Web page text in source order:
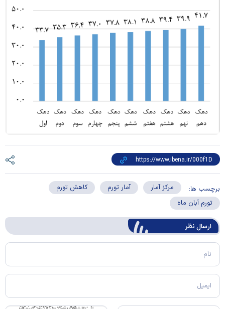
برچسب ها: مرکز آمار آمار تورم
کاهش تورم
تورم آبان ماه
ارسال‌ نظر